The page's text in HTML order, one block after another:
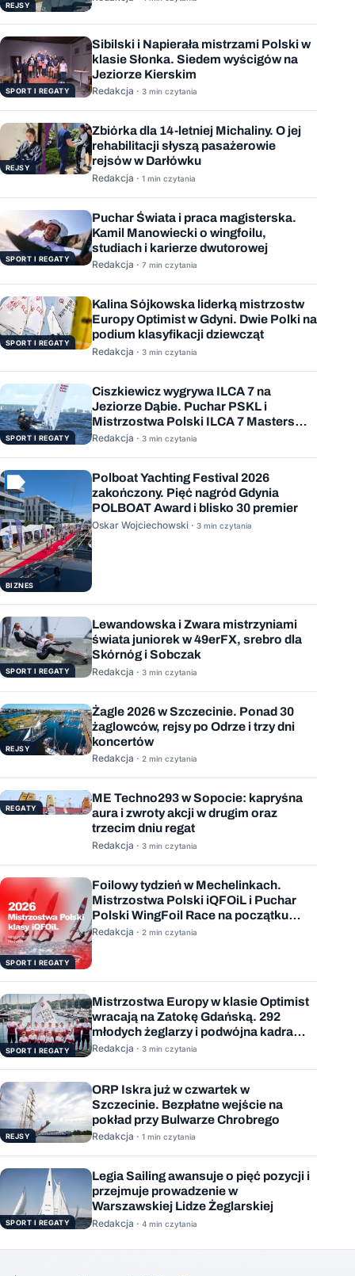
REJSY
SPORT I REGATY
Sibilski i Napierała mistrzami Polski w
klasie Słonka. Siedem wyścigów na
Jeziorze Kierskim
Redakcja · 3 min czytania
REJSY
Zbiórka dla 14-letniej Michaliny. O jej
rehabilitacji słyszą pasażerowie
rejsów w Darłówku
Redakcja · 1 min czytania
SPORT I REGATY
Puchar Świata i praca magisterska.
Kamil Manowiecki o wingfoilu,
studiach i karierze dwutorowej
Redakcja · 7 min czytania
SPORT I REGATY
Kalina Sójkowska liderką mistrzostw
Europy Optimist w Gdyni. Dwie Polki na
podium klasyfikacji dziewcząt
Redakcja · 3 min czytania
SPORT I REGATY
Ciszkiewicz wygrywa ILCA 7 na
Jeziorze Dąbie. Puchar PSKL i
Mistrzostwa Polski ILCA 7 Masters
rozstrzygnięte
Redakcja · 3 min czytania
BIZNES
Polboat Yachting Festival 2026
zakończony. Pięć nagród Gdynia
POLBOAT Award i blisko 30 premier
Oskar Wojciechowski · 3 min czytania
SPORT I REGATY
Lewandowska i Zwara mistrzyniami
świata juniorek w 49erFX, srebro dla
Skórnóg i Sobczak
Redakcja · 3 min czytania
REJSY
Żagle 2026 w Szczecinie. Ponad 30
żaglowców, rejsy po Odrze i trzy dni
koncertów
Redakcja · 2 min czytania
REGATY
ME Techno293 w Sopocie: kapryśna
aura i zwroty akcji w drugim oraz
trzecim dniu regat
Redakcja · 3 min czytania
SPORT I REGATY
Foilowy tydzień w Mechelinkach.
Mistrzostwa Polski iQFOiL i Puchar
Polski WingFoil Race na początku
sierpnia
Redakcja · 2 min czytania
SPORT I REGATY
Mistrzostwa Europy w klasie Optimist
wracają na Zatokę Gdańską. 292
młodych żeglarzy i podwójna kadra
Polski
Redakcja · 3 min czytania
REJSY
ORP Iskra już w czwartek w
Szczecinie. Bezpłatne wejście na
pokład przy Bulwarze Chrobrego
Redakcja · 1 min czytania
SPORT I REGATY
Legia Sailing awansuje o pięć pozycji i
przejmuje prowadzenie w
Warszawskiej Lidze Żeglarskiej
Redakcja · 4 min czytania